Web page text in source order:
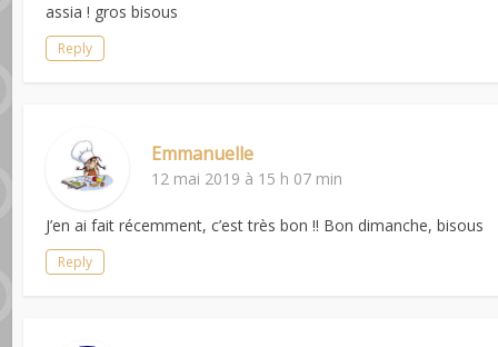
assia ! gros bisous
Reply
Emmanuelle
12 mai 2019 à 15 h 07 min
J’en ai fait récemment, c’est très bon !! Bon dimanche, bisous
Reply